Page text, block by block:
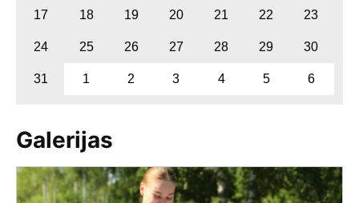
17 18 19 20 21 22 23
24 25 26 27 28 29 30
31 1 2 3 4 5 6
Galerijas